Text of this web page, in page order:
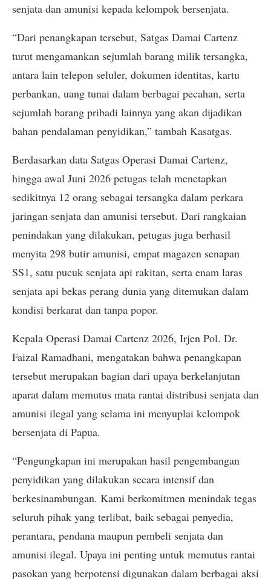
senjata dan amunisi kepada kelompok bersenjata.
“Dari penangkapan tersebut, Satgas Damai Cartenz
turut mengamankan sejumlah barang milik tersangka,
antara lain telepon seluler, dokumen identitas, kartu
perbankan, uang tunai dalam berbagai pecahan, serta
sejumlah barang pribadi lainnya yang akan dijadikan
bahan pendalaman penyidikan,” tambah Kasatgas.
Berdasarkan data Satgas Operasi Damai Cartenz,
hingga awal Juni 2026 petugas telah menetapkan
sedikitnya 12 orang sebagai tersangka dalam perkara
jaringan senjata dan amunisi tersebut. Dari rangkaian
penindakan yang dilakukan, petugas juga berhasil
menyita 298 butir amunisi, empat magazen senapan
SS1, satu pucuk senjata api rakitan, serta enam laras
senjata api bekas perang dunia yang ditemukan dalam
kondisi berkarat dan tanpa popor.
Kepala Operasi Damai Cartenz 2026, Irjen Pol. Dr.
Faizal Ramadhani, mengatakan bahwa penangkapan
tersebut merupakan bagian dari upaya berkelanjutan
aparat dalam memutus mata rantai distribusi senjata dan
amunisi ilegal yang selama ini menyuplai kelompok
bersenjata di Papua.
“Pengungkapan ini merupakan hasil pengembangan
penyidikan yang dilakukan secara intensif dan
berkesinambungan. Kami berkomitmen menindak tegas
seluruh pihak yang terlibat, baik sebagai penyedia,
perantara, pendana maupun pembeli senjata dan
amunisi ilegal. Upaya ini penting untuk memutus rantai
pasokan yang berpotensi digunakan dalam berbagai aksi